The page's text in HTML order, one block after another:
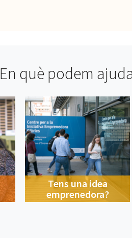
En què podem
Tens una idea
emprenedora?